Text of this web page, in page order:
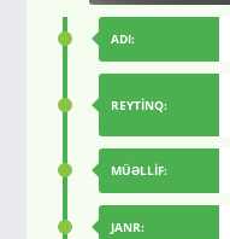
ADI:
REYTİNQ:
MÜƏLLİF:
JANR: